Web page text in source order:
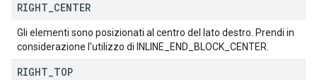
RIGHT CENTER
Gli elementi sono posizionati al centro del lato destro. Prendi in
considerazione l'utilizzo di INLINE_END_BLOCK_CENTER.
RIGHT TOP